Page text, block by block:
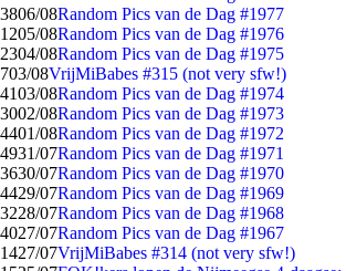
3806/08Random Pics van de Dag #1977
1205/08Random Pics van de Dag #1976
2304/08Random Pics van de Dag #1975
703/08VrijMiBabes #315 (not very sfw!)
4103/08Random Pics van de Dag #1974
3002/08Random Pics van de Dag #1973
4401/08Random Pics van de Dag #1972
4931/07Random Pics van de Dag #1971
3630/07Random Pics van de Dag #1970
4429/07Random Pics van de Dag #1969
3228/07Random Pics van de Dag #1968
4027/07Random Pics van de Dag #1967
1427/07VrijMiBabes #314 (not very sfw!)